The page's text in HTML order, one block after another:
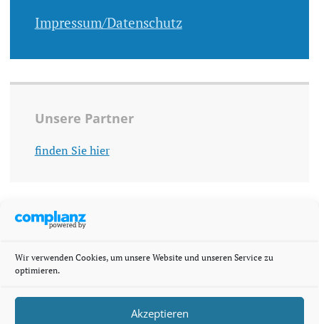
Wir verwenden Cookies, um unsere Website und unseren Service zu
optimieren.
Akzeptieren
Impressum/Datenschutz
Unsere Partner
finden Sie hier